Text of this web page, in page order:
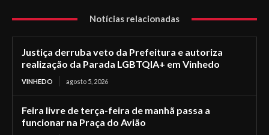
Notícias relacionadas
Justiça derruba veto da Prefeitura e autoriza
realização da Parada LGBTQIA+ em Vinhedo
VINHEDO agosto 5, 2026
Feira livre de terça-feira de manhã passa a
funcionar na Praça do Avião